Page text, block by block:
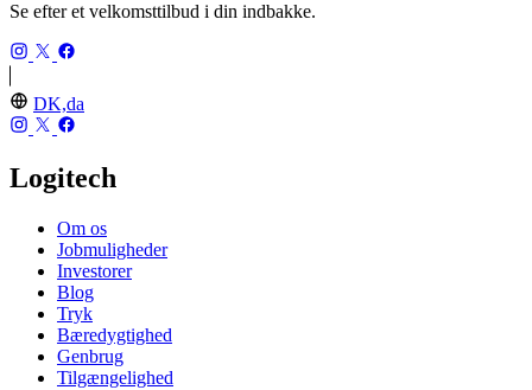
Se efter et velkomsttilbud i din indbakke.
DK,da
Logitech
Om os
Jobmuligheder
Investorer
Blog
Tryk
Bæredygtighed
Genbrug
Tilgængelighed